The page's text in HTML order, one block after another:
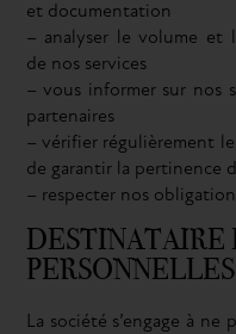
et documentation
– analyser le volume et
de nos services
– vous informer sur nos
partenaires
– vérifier régulièrement
de garantir la pertinence
– respecter nos
DESTINATAIRE
PERSONNELLES
La société s’engage à